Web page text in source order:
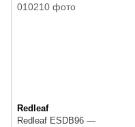
Redleaf
Redleaf ESDB96 —